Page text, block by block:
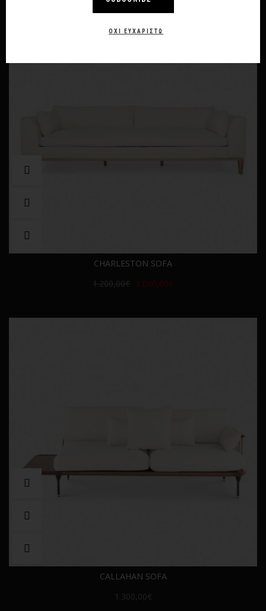
ΌΧΙ ΕΥΧΑΡΙΣΤΏ
CHARLESTON SOFA
1.200,00€
1.080,00€
CALLAHAN SOFA
1.300,00€